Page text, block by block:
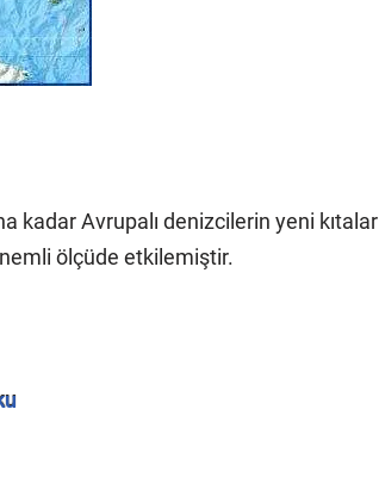
kadar Avrupalı denizcilerin yeni kıtalar
ölçüde etkilemiştir.